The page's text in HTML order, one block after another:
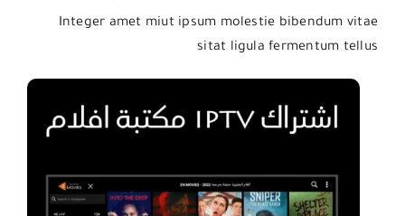
Integer amet miut ipsum molestie bibendum vitae
sitat ligula fermentum tellus